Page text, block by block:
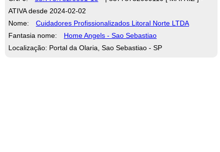
ATIVA desde 2024-02-02
Nome:
Cuidadores Profissionalizados Litoral Norte LTDA
Fantasia nome:
Home Angels - Sao Sebastiao
Localização: Portal da Olaria, Sao Sebastiao - SP